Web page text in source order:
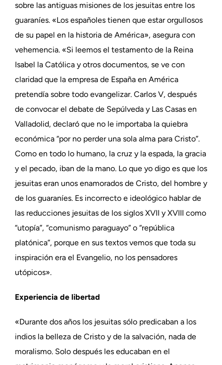
sobre las antiguas misiones de los jesuitas entre los
guaraníes. «Los españoles tienen que estar orgullosos
de su papel en la historia de América», asegura con
vehemencia. «Si leemos el testamento de la Reina
Isabel la Católica y otros documentos, se ve con
claridad que la empresa de España en América
pretendía sobre todo evangelizar. Carlos V, después
de convocar el debate de Sepúlveda y Las Casas en
Valladolid, declaró que no le importaba la quiebra
económica “por no perder una sola alma para Cristo”.
Como en todo lo humano, la cruz y la espada, la gracia
y el pecado, iban de la mano. Lo que yo digo es que los
jesuitas eran unos enamorados de Cristo, del hombre y
de los guaraníes. Es incorrecto e ideológico hablar de
las reducciones jesuitas de los siglos XVII y XVIII como
“utopía”, “comunismo paraguayo” o “república
platónica”, porque en sus textos vemos que toda su
inspiración era el Evangelio, no los pensadores
utópicos».
Experiencia de libertad
«Durante dos años los jesuitas sólo predicaban a los
indios la belleza de Cristo y de la salvación, nada de
moralismo. Solo después les educaban en el